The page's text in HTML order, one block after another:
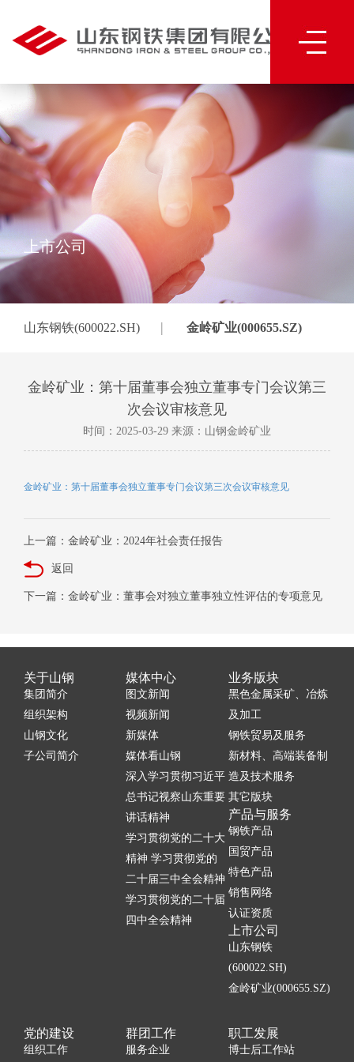
上市公司
山东钢铁(600022.SH) | 金岭矿业(000655.SZ)
金岭矿业：第十届董事会独立董事专门会议第三
次会议审核意见
时间：2025-03-29 来源：山钢金岭矿业
金岭矿业：第十届董事会独立董事专门会议第三次会议审核意见
上一篇：金岭矿业：2024年社会责任报告
返回
下一篇：金岭矿业：董事会对独立董事独立性评估的专项意见
关于山钢
集团简介
组织架构
山钢文化
子公司简介
媒体中心
图文新闻
视频新闻
新媒体
媒体看山钢
深入学习贯彻习近平
总书记视察山东重要
讲话精神
学习贯彻党的二十大
精神 学习贯彻党的
二十届三中全会精神
学习贯彻党的二十届
四中全会精神
业务版块
黑色金属采矿、冶炼
及加工
钢铁贸易及服务
新材料、高端装备制
造及技术服务
其它版块
产品与服务
钢铁产品
国贸产品
特色产品
销售网络
认证资质
上市公司
山东钢铁
(600022.SH)
金岭矿业(000655.SZ)
党的建设
组织工作
群团工作
服务企业
职工发展
博士后工作站